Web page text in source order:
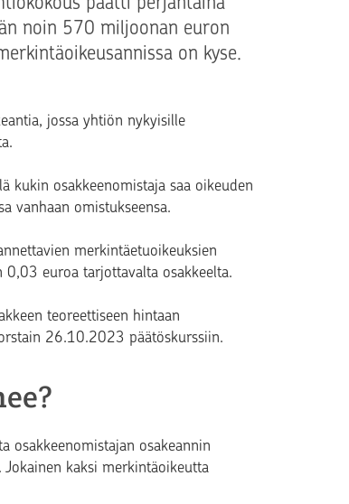
noin 570 miljoonan euron
on kyse.
jossa yhtiön nykyisille
kukin osakkeenomistaja saa oikeuden
vanhaan omistukseensa.
merkintäetuoikeuksien
euroa tarjottavalta osakkeelta.
teoreettiseen hintaan
26.10.2023 päätöskurssiin.
osakkeenomistajan osakeannin
kaksi merkintäoikeutta